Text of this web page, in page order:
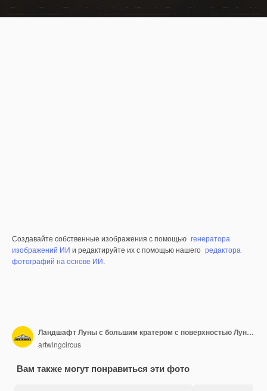
Создавайте собственные изображения с помощью генератора
изображений ИИ и редактируйте их с помощью нашего редактора
фотографий на основе ИИ.
Ландшафт Луны с большим кратером с поверхностью Луны, выглядящей бесплодной и скалистой
artwingcircus
Вам также могут понравиться эти фото